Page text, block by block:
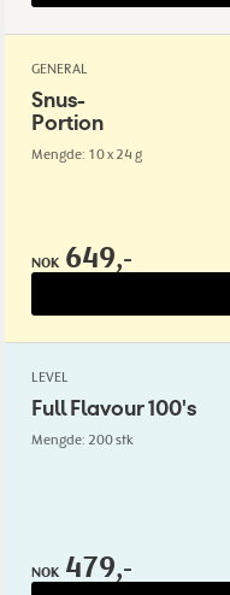
GENERAL
Snus-
Portion
Mengde: 10 x 24 g
NOK 649,-
LEVEL
Full Flavour 100's
Mengde: 200 stk
NOK 479,-